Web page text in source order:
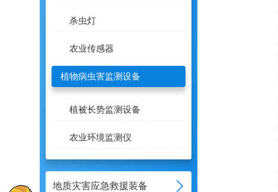
杀虫灯
农业传感器
植物病虫害监测设备
植被长势监测设备
农业环境监测仪
地质灾害应急救援装备